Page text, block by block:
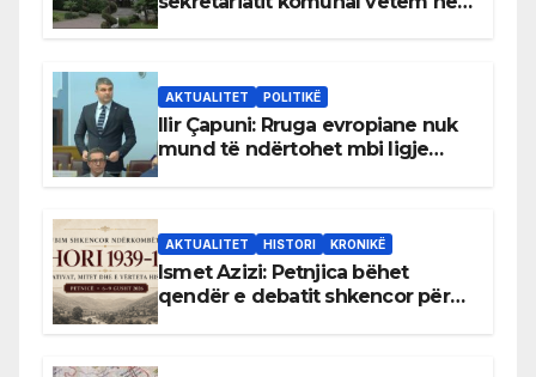
AKTUALITET POLITIKË
Ilir Çapuni: Rruga evropiane nuk
mund të ndërtohet mbi ligje
AKTUALITET HISTORI KRONIKË
Ismet Azizi: Petnjica bëhet
qendër e debatit shkencor për